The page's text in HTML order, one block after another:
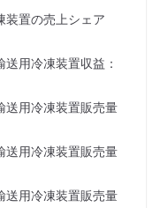
装置の売上シェア
用冷凍装置収益：
送用冷凍装置販売量
送用冷凍装置販売量
送用冷凍装置販売量